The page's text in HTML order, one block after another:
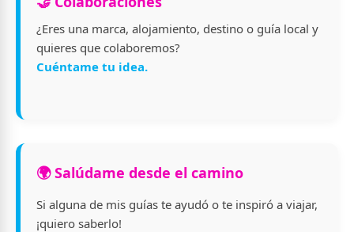
¿Eres una marca, alojamiento, destino o guía local y
quieres que colaboremos?
Cuéntame tu idea.
🌍 Salúdame desde el camino
Si alguna de mis guías te ayudó o te inspiró a viajar,
¡quiero saberlo!